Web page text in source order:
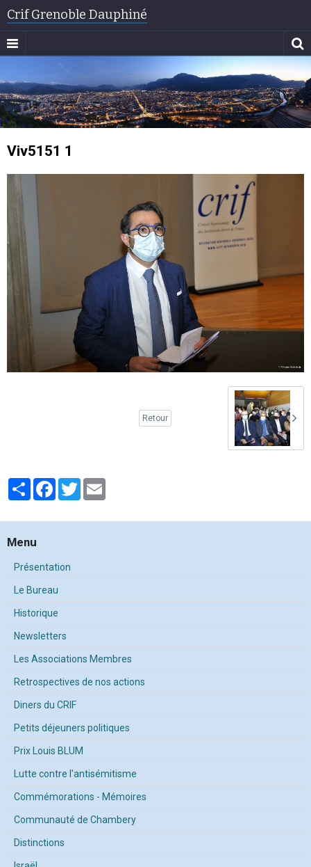
Crif Grenoble Dauphiné
Viv5151 1
Retour
PartagerFacebook
Twitter
Menu
Présentation
Le Bureau
Historique
Newsletters
Les Associations Membres
Retrospectives de nos actions
Diners du CRIF
Petits déjeuners politiques
Prix Louis BLUM
Lutte contre l'antisémitisme
Commémorations - Mémoires
Communauté de Chambery
Distinctions